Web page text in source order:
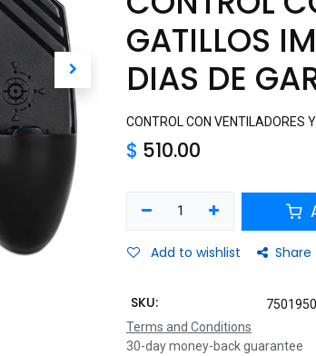
GATILLOS
DIAS DE
CONTROL CON VENTILADORES
$ 510.00
Add to wishlist Share
SKU:
Terms and Conditions
30-day money-back guarantee